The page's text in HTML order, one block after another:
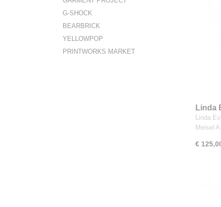
G-SHOCK
BEARBRICK
YELLOWPOP
PRINTWORKS MARKET
Linda
by
Linda
Meisel
€